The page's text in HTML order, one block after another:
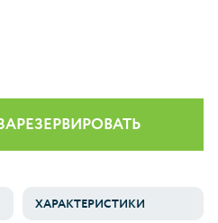
ХАРАКТЕРИСТИКИ